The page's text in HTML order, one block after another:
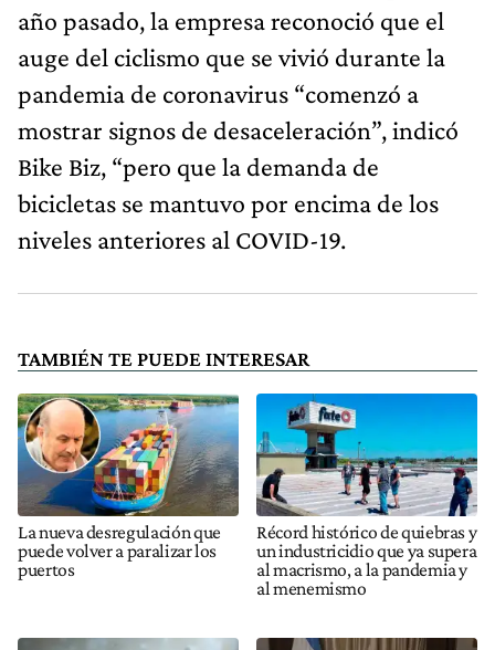
año pasado, la empresa reconoció que el
auge del ciclismo que se vivió durante la
pandemia de coronavirus “comenzó a
mostrar signos de desaceleración”, indicó
Bike Biz, “pero que la demanda de
bicicletas se mantuvo por encima de los
niveles anteriores al COVID-19.
TAMBIÉN TE PUEDE INTERESAR
La nueva desregulación que
puede volver a paralizar los
puertos
Récord histórico de quiebras y
un industricidio que ya supera
al macrismo, a la pandemia y
al menemismo